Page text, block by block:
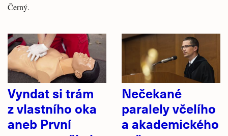
Černý.
Vyndat si trám
z vlastního oka
aneb První
Nečekané
paralely včelího
a akademického